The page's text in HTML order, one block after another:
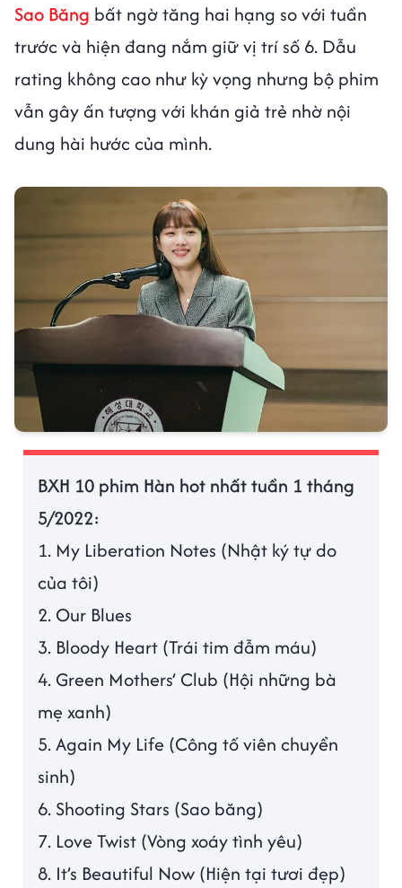
Sao Băng bất ngờ tăng hai hạng so với tuần
trước và hiện đang nắm giữ vị trí số 6. Dẫu
rating không cao như kỳ vọng nhưng bộ phim
vẫn gây ấn tượng với khán giả trẻ nhờ nội
dung hài hước của mình.
BXH 10 phim Hàn hot nhất tuần 1 tháng
5/2022:
1. My Liberation Notes (Nhật ký tự do
của tôi)
2. Our Blues
3. Bloody Heart (Trái tim đẫm máu)
4. Green Mothers’ Club (Hội những bà
mẹ xanh)
5. Again My Life (Công tố viên chuyển
sinh)
6. Shooting Stars (Sao băng)
7. Love Twist (Vòng xoáy tình yêu)
8. It’s Beautiful Now (Hiện tại tươi đẹp)